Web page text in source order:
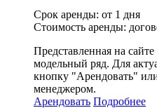
Срок аренды: от 1 дня
Стоимость аренды:
Представленная на
модельный ряд. Для
кнопку "Арендовать"
менеджером.
Арендовать Подробнее